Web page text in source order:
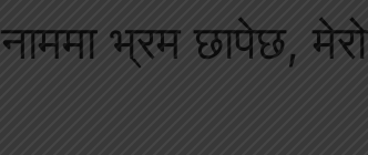
भ्रम छापेछ, मेरो